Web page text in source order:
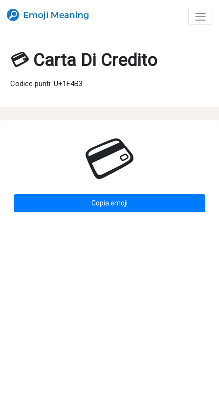
💳 Carta Di Credito
Codice punti: U+1F4B3
💳
Copia emoji